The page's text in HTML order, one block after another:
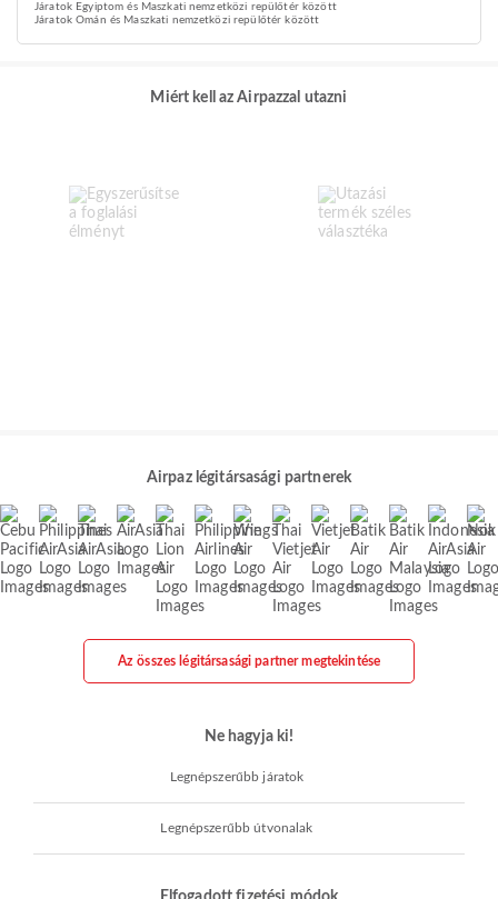
Járatok Egyiptom és Maszkati nemzetközi repülőtér között
Járatok Omán és Maszkati nemzetközi repülőtér között
Miért kell az Airpazzal utazni
Airpaz légitársasági partnerek
Az összes légitársasági partner megtekintése
Ne hagyja ki!
Legnépszerűbb járatok
Legnépszerűbb útvonalak